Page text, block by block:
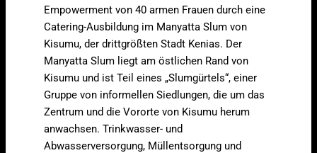
Empowerment von 40 armen Frauen durch eine
Catering-Ausbildung im Manyatta Slum von
Kisumu, der drittgrößten Stadt Kenias. Der
Manyatta Slum liegt am östlichen Rand von
Kisumu und ist Teil eines „Slumgürtels“, einer
Gruppe von informellen Siedlungen, die um das
Zentrum und die Vororte von Kisumu herum
anwachsen. Trinkwasser- und
Abwasserversorgung, Müllentsorgung und